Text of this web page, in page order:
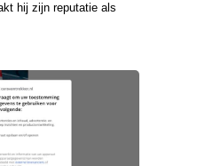
hij zijn reputatie als